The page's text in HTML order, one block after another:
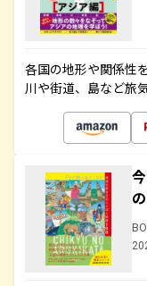
各国の地形や関係性
川や街道、島など旅